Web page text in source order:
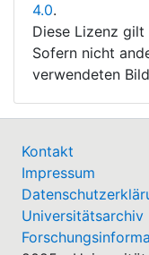
4.0.
Diese Lizenz
Sofern nicht
verwendeten
Kontakt
Impressum
Universitätsarchiv